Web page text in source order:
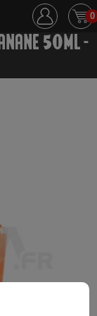
0
50ML -